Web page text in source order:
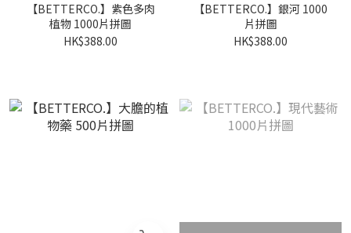
【BETTERCO.】紫色多肉
植物 1000片拼圖
HK$388.00
【BETTERCO.】銀河 1000
片拼圖
HK$388.00